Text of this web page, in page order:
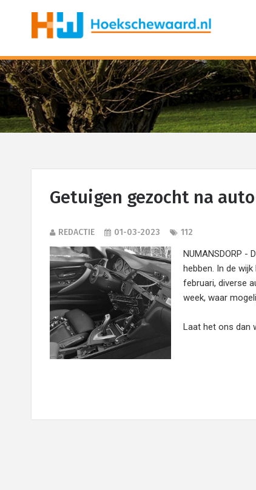
Getuigen gezocht na
REDACTIE 01-03-2023 112
NUMANSDORP
hebben. In de
februari, diverse
week, waar
Laat het ons dan